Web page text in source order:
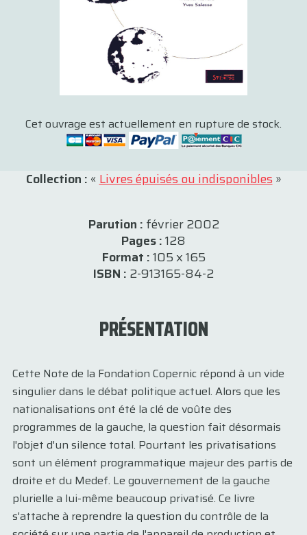
Cet ouvrage est actuellement en rupture de stock.
Collection : «Livres épuisés ou indisponibles»
Parution : février 2002
Pages :128
Format :105 x 165
ISBN : 2-913165-84-2
PRÉSENTATION
Cette Note de la Fondation Copernic répond à un vide
singulier dans le débat politique actuel. Alors que les
nationalisations ont été la clé de voûte des
programmes de la gauche, la question fait désormais
l'objet d'un silence total. Pourtant les privatisations
sont un élément programmatique majeur des partis de
droite et du Medef. Le gouvernement de la gauche
plurielle a lui-même beaucoup privatisé. Ce livre
s'attache à reprendre la question du contrôle de la